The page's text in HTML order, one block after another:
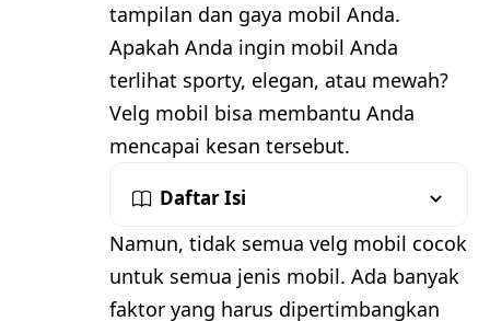
tampilan dan gaya mobil Anda.
Apakah Anda ingin mobil Anda
terlihat sporty, elegan, atau mewah?
Velg mobil bisa membantu Anda
mencapai kesan tersebut.
Daftar Isi
Namun, tidak semua velg mobil cocok
untuk semua jenis mobil. Ada banyak
faktor yang harus dipertimbangkan